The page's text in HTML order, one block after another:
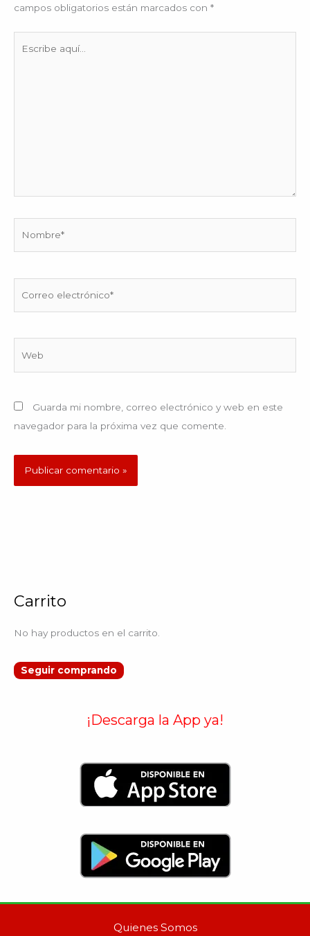
campos obligatorios están marcados con *
Guarda mi nombre, correo electrónico y web en este
navegador para la próxima vez que comente.
Carrito
No hay productos en el carrito.
Seguir comprando
¡Descarga la App ya!
Quienes Somos